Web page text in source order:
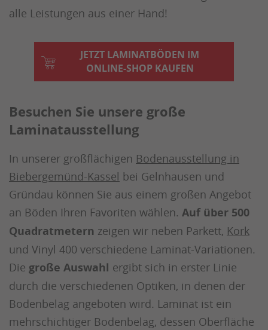
alle Leistungen aus einer Hand!
JETZT LAMINATBÖDEN IM
ONLINE-SHOP KAUFEN
Besuchen Sie unsere große
Laminatausstellung
In unserer großflächigen Bodenausstellung in
Biebergemünd-Kassel bei Gelnhausen und
Gründau können Sie aus einem großen Angebot
an Böden Ihren Favoriten wählen. Auf über 500
Quadratmetern zeigen wir neben Parkett, Kork
und Vinyl 400 verschiedene Laminat-Variationen.
Die große Auswahl ergibt sich in erster Linie
durch die verschiedenen Optiken, in denen der
Bodenbelag angeboten wird. Laminat ist ein
mehrschichtiger Bodenbelag, dessen Oberfläche